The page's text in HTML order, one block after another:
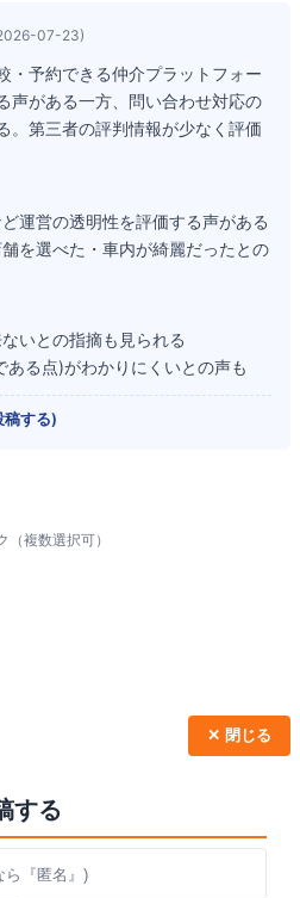
07-23)
・予約できる仲介プラットフォー
声がある一方、問い合わせ対応の
。第三者の評判情報が少なく評価
運営の透明性を評価する声がある
を選べた・車内が綺麗だったとの
いとの指摘も見られる
る点)がわかりにくいとの声も
する)
複数選択可）
✕ 閉じる
する